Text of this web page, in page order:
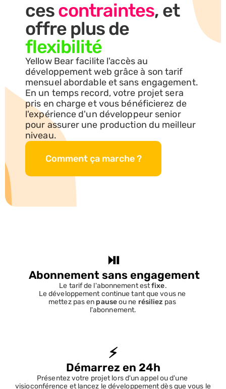
ces contraintes, et
flexibilité
Yellow Bear facilite l'accès au
développement web grâce à son tarif
mensuel abordable et sans engagement.
En un temps record, votre projet sera
pris en charge et vous bénéficierez de
l'expérience d'un développeur senior
pour assurer une production du meilleur
niveau.
Comment ça marche ?
⏯️
Abonnement sans engagement
Le tarif de l'abonnement est fixe.
Le développement continue tant que vous ne
mettez pas en pause ou ne résiliez pas
l'abonnement.
⚡
Démarrez en 24h
Présentez votre projet lors d'un appel ou d'une
visioconférence et lancez le développement dès que vous le